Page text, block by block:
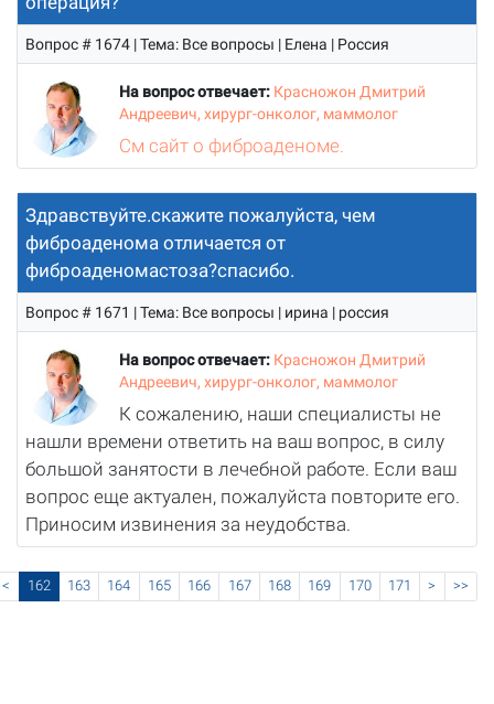
Вопрос # 1674 | Тема: Все вопросы | Елена | Россия
На вопрос отвечает: Красножон Дмитрий
Андреевич, хирург-онколог, маммолог
См сайт о фиброаденоме.
Здравствуйте.скажите пожалуйста, чем
фиброаденома отличается от
фиброаденомастоза?спасибо.
Вопрос # 1671 | Тема: Все вопросы | ирина | россия
На вопрос отвечает: Красножон Дмитрий
Андреевич, хирург-онколог, маммолог
К сожалению, наши специалисты не
нашли времени ответить на ваш вопрос, в силу
большой занятости в лечебной работе. Если ваш
вопрос еще актуален, пожалуйста повторите его.
Приносим извинения за неудобства.
< 162 163 164 165 166 167 168 169 170 171 > >>